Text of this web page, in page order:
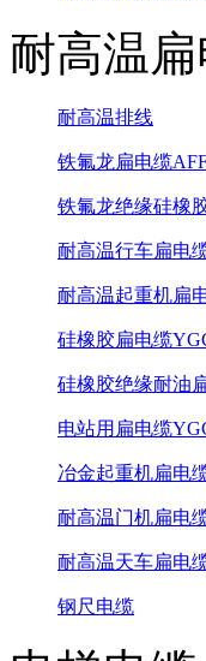
耐高温
耐高温排线
铁氟龙扁电缆
铁氟龙绝缘硅橡
耐高温行车扁电
耐高温起重机扁
硅橡胶扁电缆
硅橡胶绝缘耐油
电站用扁电缆
冶金起重机扁电
耐高温门机扁电
耐高温天车扁电
钢尺电缆